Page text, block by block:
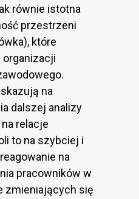
równie istotna
przestrzeni
które
na
dalszej analizy
relacje
to na szybciej i
na
pracowników w
zmieniających się